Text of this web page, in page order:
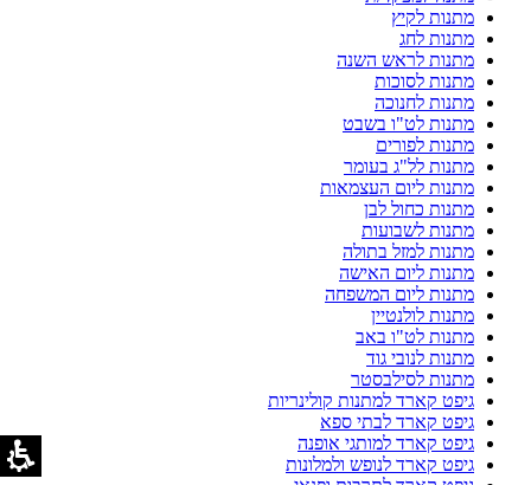
מתנות לקיץ
מתנות לחג
מתנות לראש השנה
מתנות לסוכות
מתנות לחנוכה
מתנות לט"ו בשבט
מתנות לפורים
מתנות לל"ג בעומר
מתנות ליום העצמאות
מתנות כחול לבן
מתנות לשבועות
מתנות למזל בתולה
מתנות ליום האישה
מתנות ליום המשפחה
מתנות לולנטיין
מתנות לט"ו באב
מתנות לנובי גוד
מתנות לסילבסטר
גיפט קארד למתנות קולינריות
גיפט קארד לבתי ספא
גיפט קארד למותגי אופנה
גיפט קארד לנופש ולמלונות